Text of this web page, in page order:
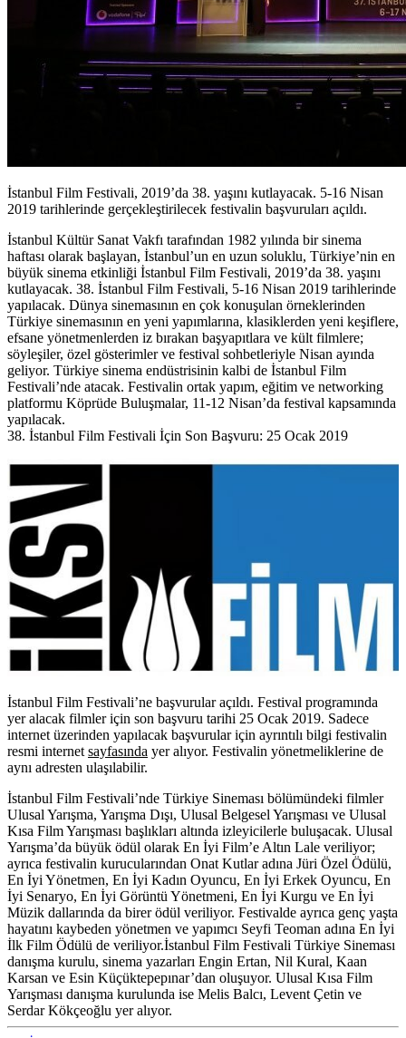
İstanbul Film Festivali, 2019’da 38. yaşını kutlayacak. 5-16 Nisan
2019 tarihlerinde gerçekleştirilecek festivalin başvuruları açıldı.
İstanbul Kültür Sanat Vakfı tarafından 1982 yılında bir sinema
haftası olarak başlayan, İstanbul’un en uzun soluklu, Türkiye’nin en
büyük sinema etkinliği İstanbul Film Festivali, 2019’da 38. yaşını
kutlayacak. 38. İstanbul Film Festivali, 5-16 Nisan 2019 tarihlerinde
yapılacak. Dünya sinemasının en çok konuşulan örneklerinden
Türkiye sinemasının en yeni yapımlarına, klasiklerden yeni keşiflere,
efsane yönetmenlerden iz bırakan başyapıtlara ve kült filmlere;
söyleşiler, özel gösterimler ve festival sohbetleriyle Nisan ayında
geliyor. Türkiye sinema endüstrisinin kalbi de İstanbul Film
Festivali’nde atacak. Festivalin ortak yapım, eğitim ve networking
platformu Köprüde Buluşmalar, 11-12 Nisan’da festival kapsamında
yapılacak.
38. İstanbul Film Festivali İçin Son Başvuru: 25 Ocak 2019
İstanbul Film Festivali’ne başvurular açıldı. Festival programında
yer alacak filmler için son başvuru tarihi 25 Ocak 2019. Sadece
internet üzerinden yapılacak başvurular için ayrıntılı bilgi festivalin
resmi internet sayfasında yer alıyor. Festivalin yönetmeliklerine de
aynı adresten ulaşılabilir.
İstanbul Film Festivali’nde Türkiye Sineması bölümündeki filmler
Ulusal Yarışma, Yarışma Dışı, Ulusal Belgesel Yarışması ve Ulusal
Kısa Film Yarışması başlıkları altında izleyicilerle buluşacak. Ulusal
Yarışma’da büyük ödül olarak En İyi Film’e Altın Lale veriliyor;
ayrıca festivalin kurucularından Onat Kutlar adına Jüri Özel Ödülü,
En İyi Yönetmen, En İyi Kadın Oyuncu, En İyi Erkek Oyuncu, En
İyi Senaryo, En İyi Görüntü Yönetmeni, En İyi Kurgu ve En İyi
Müzik dallarında da birer ödül veriliyor. Festivalde ayrıca genç yaşta
hayatını kaybeden yönetmen ve yapımcı Seyfi Teoman adına En İyi
İlk Film Ödülü de veriliyor.İstanbul Film Festivali Türkiye Sineması
danışma kurulu, sinema yazarları Engin Ertan, Nil Kural, Kaan
Karsan ve Esin Küçüktepepınar’dan oluşuyor. Ulusal Kısa Film
Yarışması danışma kurulunda ise Melis Balcı, Levent Çetin ve
Serdar Kökçeoğlu yer alıyor.